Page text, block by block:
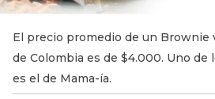
El precio promedio de un Brownie
de Colombia es de $4.000. Uno de
es el de Mama-ía.